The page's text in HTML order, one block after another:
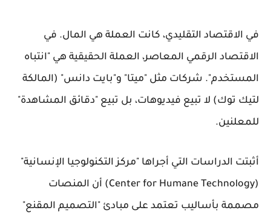
في الاقتصاد التقليدي، كانت العملة هي المال. في
الاقتصاد الرقمي المعاصر، العملة الحقيقية هي "انتباه
المستخدم". شركات مثل "ميتا" و"بايت دانس" (المالكة
لتيك توك) لا تبيع فيديوهات، بل تبيع "دقائق المشاهدة"
للمعلنين.
أثبتت الدراسات التي أجراها "مركز التكنولوجيا الإنسانية"
(Center for Humane Technology) أن المنصات
مصممة بأساليب تعتمد على مبادئ "التصميم المقنع"